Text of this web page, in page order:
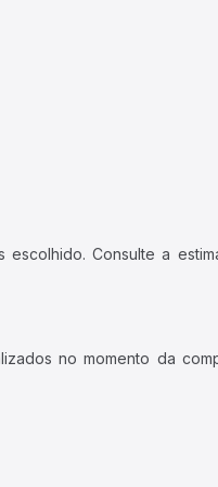
Consulte a
no momento da